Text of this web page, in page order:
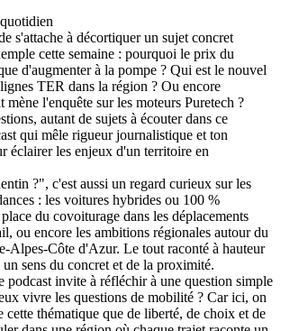
s'attache à décortiquer un sujet concret
cette semaine : pourquoi le prix du
d'augmenter à la pompe ? Qui est le nouvel
TER dans la région ? Ou encore
mène l'enquête sur les moteurs Puretech ?
autant de sujets à écouter dans ce
qui mêle rigueur journalistique et ton
éclairer les enjeux d'un territoire en
?", c'est aussi un regard curieux sur les
: les voitures hybrides ou 100 %
du covoiturage dans les déplacements
ou encore les ambitions régionales autour du
Alpes-Côte d'Azur. Le tout raconté à hauteur
un sens du concret et de la proximité.
podcast invite à réfléchir à une question simple
vivre les questions de mobilité ? Car ici, on
cette thématique que de liberté, de choix et de